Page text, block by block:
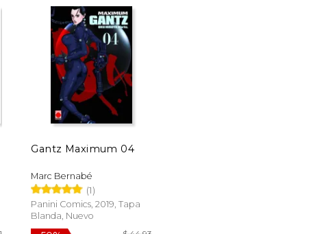
$ 42.49
$ 21.25
40%
dcto.
Gantz Maximum 04
Marc Bernabé
(1)
Panini Comics, 2019, Tapa
Blanda, Nuevo